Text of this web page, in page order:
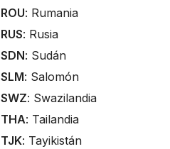
ROU: Rumania
RUS: Rusia
SDN: Sudán
SLM: Salomón
SWZ: Swazilandia
THA: Tailandia
TJK: Tayikistán